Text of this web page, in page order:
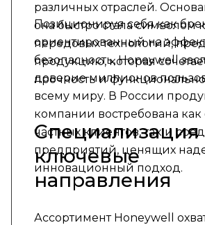
различных отраслей.
она быстро стала символом
передовых технологий,
продукцию, которая
прочность и
Позиционируя себя как
ориентированный на
безопасность, Honeywell
доверие миллионов
всему миру. В России
компании востребована как
частных клиентов, так и
предприятий, ценящих
инновационный подход.
Специализация
ключевые
направления
Ассортимент Honeywell